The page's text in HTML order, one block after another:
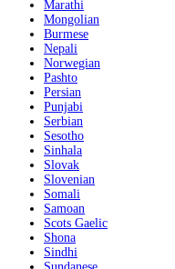
Marathi
Mongolian
Burmese
Nepali
Norwegian
Pashto
Persian
Punjabi
Serbian
Sesotho
Sinhala
Slovak
Slovenian
Somali
Samoan
Scots Gaelic
Shona
Sindhi